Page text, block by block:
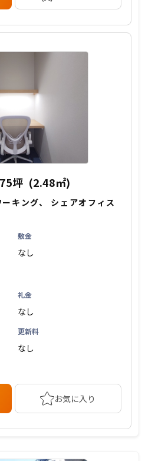
坪 (2.48㎡)
ーキング、
シェアオフィス
敷金
なし
礼金
なし
更新料
なし
お気に入り